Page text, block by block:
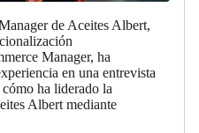
de Aceites Albert,
Manager, ha
en una entrevista
ha liderado la
Albert mediante